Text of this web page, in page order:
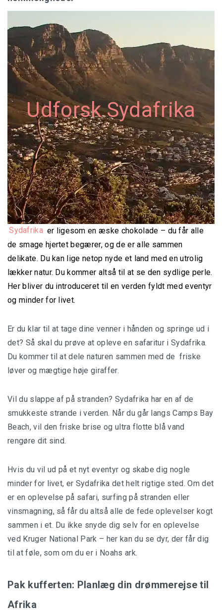
Udforsk Sydafrika
Sydafrika er ligesom en æske chokolade – du får alle
de smage hjertet begærer, og de er alle sammen
delikate. Du kan lige netop nyde et land med en utrolig
lækker natur. Du kommer altså til at se den sydlige perle.
Her bliver du introduceret til en verden fyldt med eventyr
og minder for livet.
Er du klar til at tage dine venner i hånden og springe ud i
det? Så skal du prøve at opleve en safaritur i Sydafrika.
Du kommer til at dele naturen sammen med de friske
løver og mægtige høje giraffer.
Vil du slappe af på stranden? Sydafrika har en af de
smukkeste strande i verden. Når du går langs Camps Bay
Beach, vil den friske brise og ultra flotte blå vand
rengøre dit sind.
Hvis du vil ud på et nyt eventyr og skabe dig nogle
minder for livet, er Sydafrika det helt rigtige sted. Om det
er en oplevelse på safari, surfing på stranden eller
vinsmagning, så får du altså alle de fede oplevelser kogt
sammen i et. Du ikke snyde dig selv for en oplevelse
ved Kruger National Park – her kan du se dyr, der får dig
til at føle, som om du er i Noahs ark.
Pak kufferten: Planlæg din drømmerejse til
Afrika